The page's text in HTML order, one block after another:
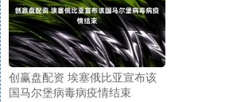
创赢盘配资 埃塞俄比亚宣布该
国马尔堡病毒病疫情结束